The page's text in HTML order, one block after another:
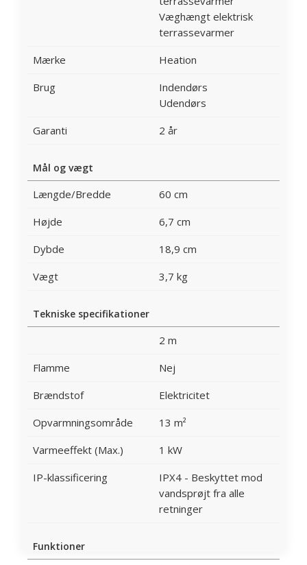
Væghængt elektrisk
terrassevarmer
Mærke
Heation
Brug
Indendørs
Udendørs
Garanti
2 år
Mål og vægt
Længde/Bredde
60 cm
Højde
6,7 cm
Dybde
18,9 cm
Vægt
3,7 kg
Tekniske specifikationer
2 m
Flamme
Nej
Brændstof
Elektricitet
Opvarmningsområde
13 m²
Varmeeffekt (Max.)
1 kW
IP-klassificering
IPX4 - Beskyttet mod
vandsprøjt fra alle
retninger
Funktioner